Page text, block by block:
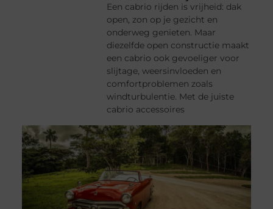
Een cabrio rijden is vrijheid: dak
open, zon op je gezicht en
onderweg genieten. Maar
diezelfde open constructie maakt
een cabrio ook gevoeliger voor
slijtage, weersinvloeden en
comfortproblemen zoals
windturbulentie. Met de juiste
cabrio accessoires